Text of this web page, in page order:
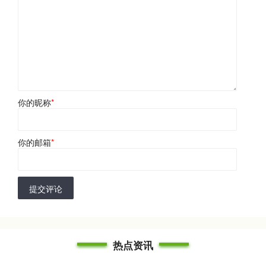
你的昵称*
你的邮箱*
提交评论
热点资讯